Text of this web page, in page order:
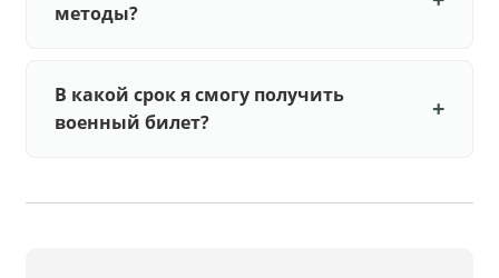
методы?
В какой срок я смогу получить
военный билет?